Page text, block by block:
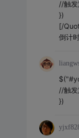
//触
})
[/
倒计
//触
})